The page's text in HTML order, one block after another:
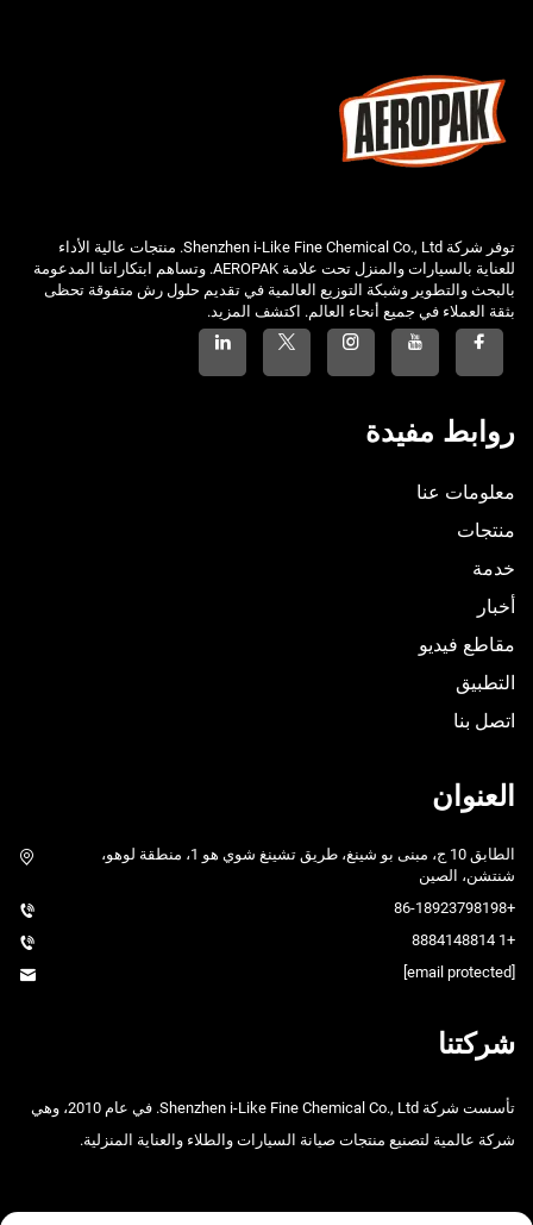
توفر شركة Shenzhen i-Like Fine Chemical Co., Ltd. منتجات عالية الأداء
للعناية بالسيارات والمنزل تحت علامة AEROPAK. وتساهم ابتكاراتنا المدعومة
بالبحث والتطوير وشبكة التوزيع العالمية في تقديم حلول رش متفوقة تحظى
بثقة العملاء في جميع أنحاء العالم. اكتشف المزيد.
روابط مفيدة
معلومات عنا
منتجات
خدمة
أخبار
مقاطع فيديو
التطبيق
اتصل بنا
العنوان
الطابق 10 ج، مبنى بو شينغ، طريق تشينغ شوي هو 1، منطقة لوهو،
شنتشن، الصين
+86-18923798198
+1 8884148814
شركتنا
تأسست شركة Shenzhen i-Like Fine Chemical Co., Ltd. في عام 2010، وهي
شركة عالمية لتصنيع منتجات صيانة السيارات والطلاء والعناية المنزلية.